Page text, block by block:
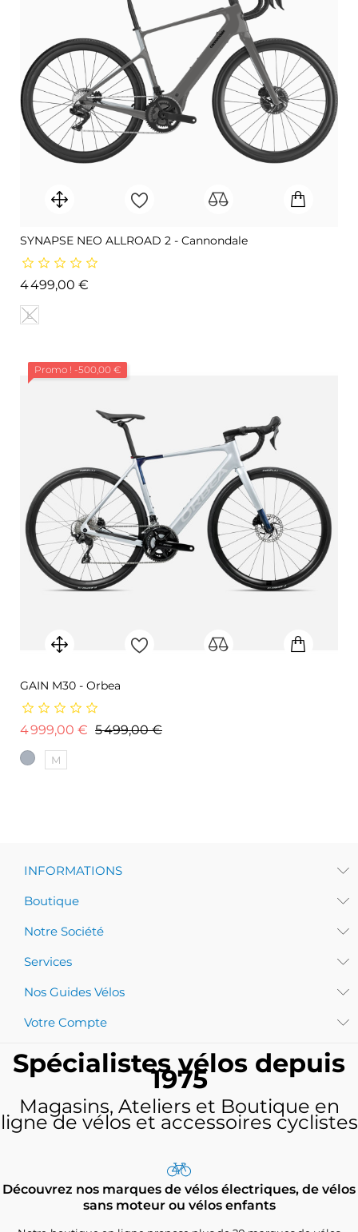
SYNAPSE NEO ALLROAD 2 - Cannondale
4 499,00 €
L
Promo ! -500,00 €
GAIN M30 - Orbea
4 999,00 € Prix de base
5 499,00 €Prix
M
INFORMATIONS
Boutique
Notre Société
Services
Nos Guides Vélos
Votre Compte
Spécialistes vélos depuis
1975
Magasins, Ateliers et Boutique en
ligne de vélos et accessoires cyclistes
Découvrez nos marques de vélos électriques, de vélos
sans moteur ou vélos enfants